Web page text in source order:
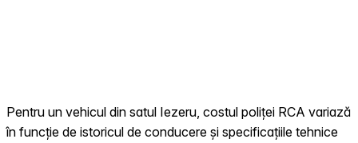
Pentru un vehicul din satul Iezeru, costul poliței RCA variază
în funcție de istoricul de conducere și specificațiile tehnice